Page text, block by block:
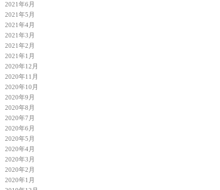
2021年6月
2021年5月
2021年4月
2021年3月
2021年2月
2021年1月
2020年12月
2020年11月
2020年10月
2020年9月
2020年8月
2020年7月
2020年6月
2020年5月
2020年4月
2020年3月
2020年2月
2020年1月